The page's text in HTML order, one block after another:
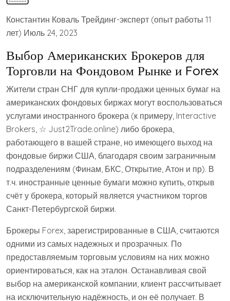
Константин Коваль Трейдинг-эксперт (опыт работы 11
лет) Июль 24, 2023
Выбор Американских Брокеров для
Торговли на Фондовом Рынке и Forex
Жители стран СНГ для купли-продажи ценных бумаг на
американских фондовых биржах могут воспользоваться
услугами иностранного брокера (к примеру, Interactive
Brokers, ☆ Just2Trade.online) либо брокера,
работающего в вашей стране, но имеющего выход на
фондовые биржи США, благодаря своим заграничным
подразделениям (Финам, БКС, Открытие, Атон и пр). В
т.ч. иностранные ценные бумаги можно купить, открыв
счёт у брокера, который является участником торгов
Санкт-Петербургской биржи.
Брокеры Forex, зарегистрированные в США, считаются
одними из самых надежных и прозрачных. По
предоставляемым торговым условиям на них можно
ориентироваться, как на эталон. Останавливая свой
выбор на американской компании, клиент рассчитывает
на исключительную надёжность, и он её получает. В